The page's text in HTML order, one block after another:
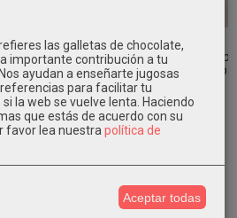
bebe
€
Diadema de
Comunión
GALILEA Eva...
47,90 €
Vestido
ceremonia bebé
encaje blanco...
72,90 €
las galletas de chocolate,
importante contribución a tu
ayudan a enseñarte jugosas
para facilitar tu
la web se vuelve lenta. Haciendo
que estás de acuerdo con su
favor lea nuestra política de
Aceptar todas